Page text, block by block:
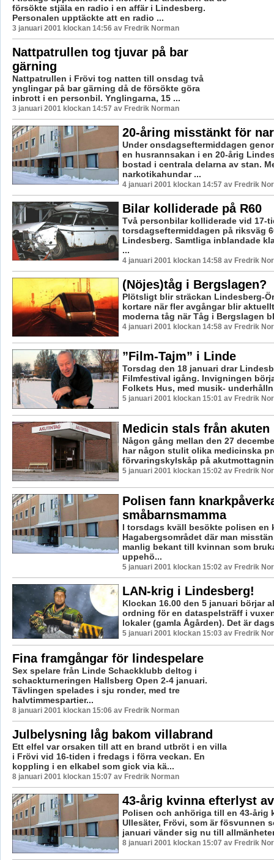
försökte stjäla en radio i en affär i Lindesberg.
Personalen upptäckte att en radio ...
3 januari 2001 klockan 14:56 av Fredrik Norman
Nattpatrullen tog tjuvar på bar
gärning
Nattpatrullen i Frövi tog natten till onsdag två
ynglingar på bar gärning då de försökte göra
inbrott i en personbil. Ynglingarna, 15 ...
3 januari 2001 klockan 14:57 av Fredrik Norman
20-åring misstänkt för
Under onsdagseftermiddagen
en husrannsakan i en 20-årig
bostad i centrala delarna av stan.
narkotikahundar ...
4 januari 2001 klockan 14:57 av Fredrik
Bilar kolliderade på R60
Två personbilar kolliderade vid 17-
torsdagseftermiddagen på riksväg
Lindesberg. Samtliga inblandade
...
4 januari 2001 klockan 14:58 av Fredrik
(Nöjes)tåg i Bergslagen?
Plötsligt blir sträckan Lindesberg-
kortare när fler avgångar blir
moderna tåg när Tåg i Bergslagen
4 januari 2001 klockan 14:58 av Fredrik
”Film-Tajm” i Linde
Torsdag den 18 januari drar
Filmfestival igång. Invigningen
Folkets Hus, med musik-
5 januari 2001 klockan 15:01 av Fredrik
Medicin stals från akuten
Någon gång mellan den 27
har någon stulit olika medicinska
förvaringskylskåp på
5 januari 2001 klockan 15:02 av Fredrik
Polisen fann
småbarnsmamma
I torsdags kväll besökte polisen en
Hagabergsområdet där man
manlig bekant till kvinnan som
uppehö...
5 januari 2001 klockan 15:02 av Fredrik
LAN-krig i Lindesberg!
Klockan 16.00 den 5 januari börjar
ordning för en dataspelsträff i
lokaler (gamla Ågården). Det är
5 januari 2001 klockan 15:03 av Fredrik
Fina framgångar för lindespelare
Sex spelare från Linde Schackklubb deltog i
schackturneringen Hallsberg Open 2-4 januari.
Tävlingen spelades i sju ronder, med tre
halvtimmespartier...
8 januari 2001 klockan 15:06 av Fredrik Norman
Julbelysning låg bakom villabrand
Ett elfel var orsaken till att en brand utbröt i en villa
i Frövi vid 16-tiden i fredags i förra veckan. En
koppling i en elkabel som gick via kä...
8 januari 2001 klockan 15:07 av Fredrik Norman
43-årig kvinna efterlyst
Polisen och anhöriga till en 43-årig
Ullesäter, Frövi, som är fösvunnen
januari vänder sig nu till
8 januari 2001 klockan 15:07 av Fredrik